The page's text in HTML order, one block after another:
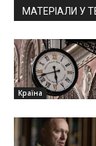
МАТЕРІАЛИ У
Країна